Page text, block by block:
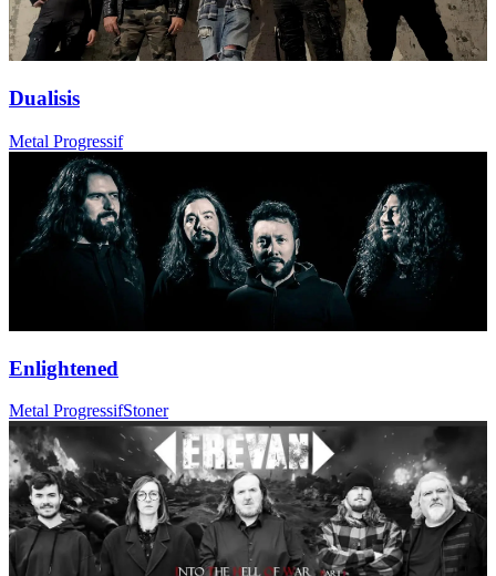
Dualisis
Metal Progressif
Enlightened
Metal ProgressifStoner